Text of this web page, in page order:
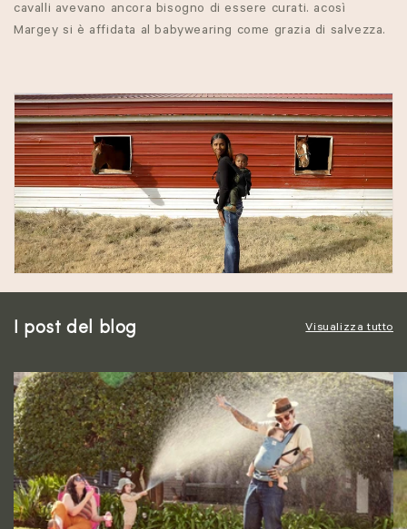
z
o
n
e
:
cavalli avevano ancora bisogno di essere curati. acosì
Margey si è affidata al babywearing come grazia di salvezza.
I post del blog Visualizza tutto